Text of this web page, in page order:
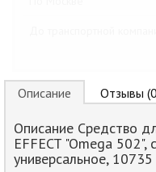
Описание Отзывы
Описание Средство
EFFECT "Omega
универсальное, 10735